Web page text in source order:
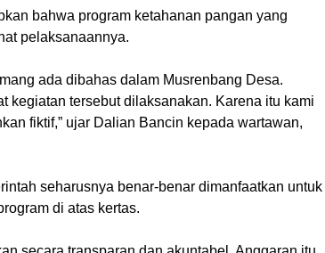
bahwa program ketahanan pangan yang
pelaksanaannya.
ada dibahas dalam Musrenbang Desa.
kegiatan tersebut dilaksanakan. Karena itu kami
fiktif,” ujar Dalian Bancin kepada wartawan,
seharusnya benar-benar dimanfaatkan untuk
di atas kertas.